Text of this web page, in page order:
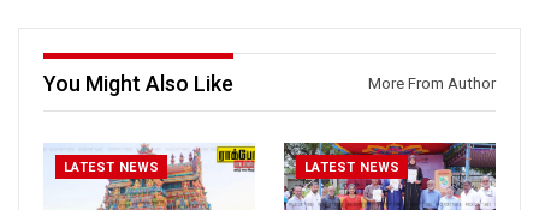
Follow us on:
https://twitter.com/ROCKFOR
T_TIMES
Follow us on:
T_TIMESC
You Might Also Like More From Author
LATEST NEWS LATEST NEWS